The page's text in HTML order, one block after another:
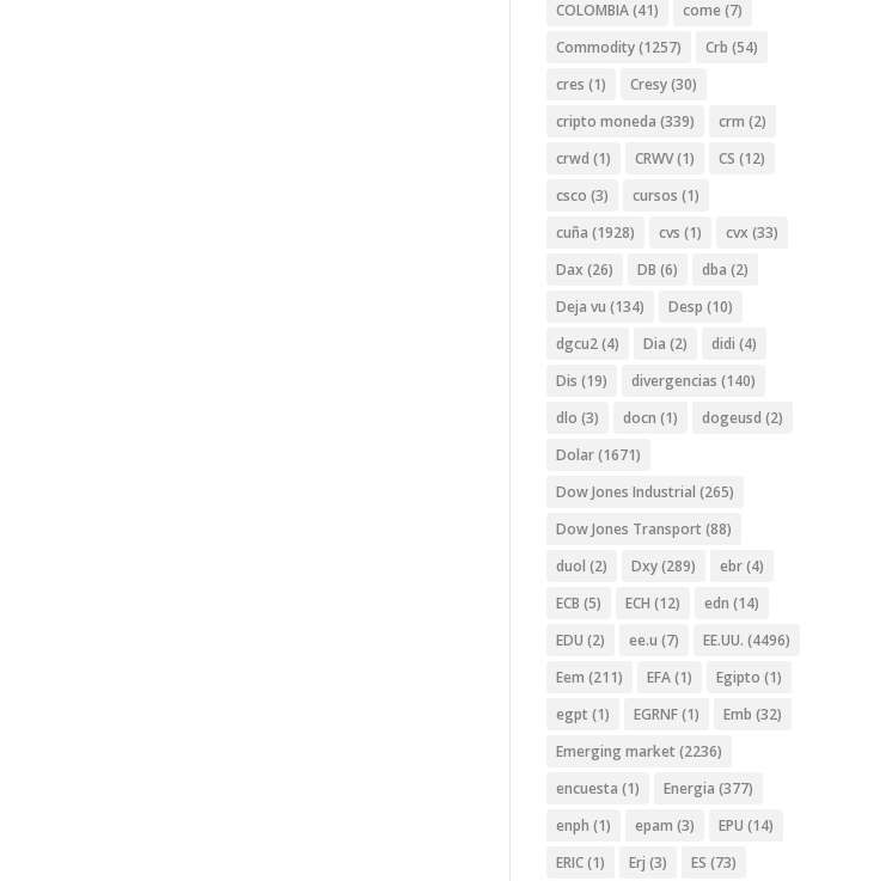
COLOMBIA(41) come (7)
Commodity(1257) Crb (54)
cres (1) Cresy(30)
cripto moneda (339) crm (2)
crwd (1) CRWV(1) CS (12)
csco (3) cursos (1)
cuña (1928) cvs (1) cvx (33)
Dax (26) DB (6) dba (2)
Deja vu (134) Desp (10)
dgcu2(4) Dia (2) didi (4)
Dis (19) divergencias (140)
dlo (3) docn (1) dogeusd (2)
Dolar(1671)
Dow Jones Industrial (265)
Dow Jones Transport (88)
duol (2) Dxy(289) ebr(4)
ECB (5) ECH (12) edn (14)
EDU (2) ee.u (7) EE.UU. (4496)
Eem (211) EFA(1) Egipto (1)
egpt (1) EGRNF(1) Emb (32)
Emerging market (2236)
encuesta (1) Energia (377)
enph (1) epam (3) EPU (14)
ERIC(1) Erj (3) ES (73)